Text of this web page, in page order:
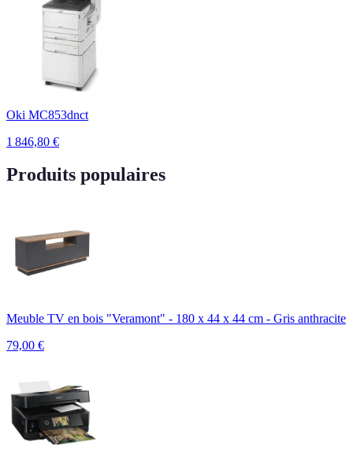
Oki MC853dnct
1 846,80 €
Produits populaires
Meuble TV en bois "Veramont" - 180 x 44 x 44 cm - Gris anthracite
79,00 €